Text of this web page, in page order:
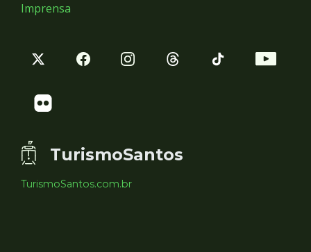
Imprensa
TurismoSantos
TurismoSantos.com.br